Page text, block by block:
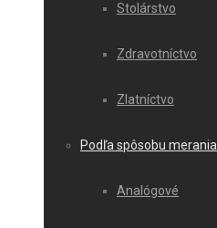
Stolárstvo
Zdravotníctvo
Zlatníctvo
Podľa spôsobu merania
Analógové